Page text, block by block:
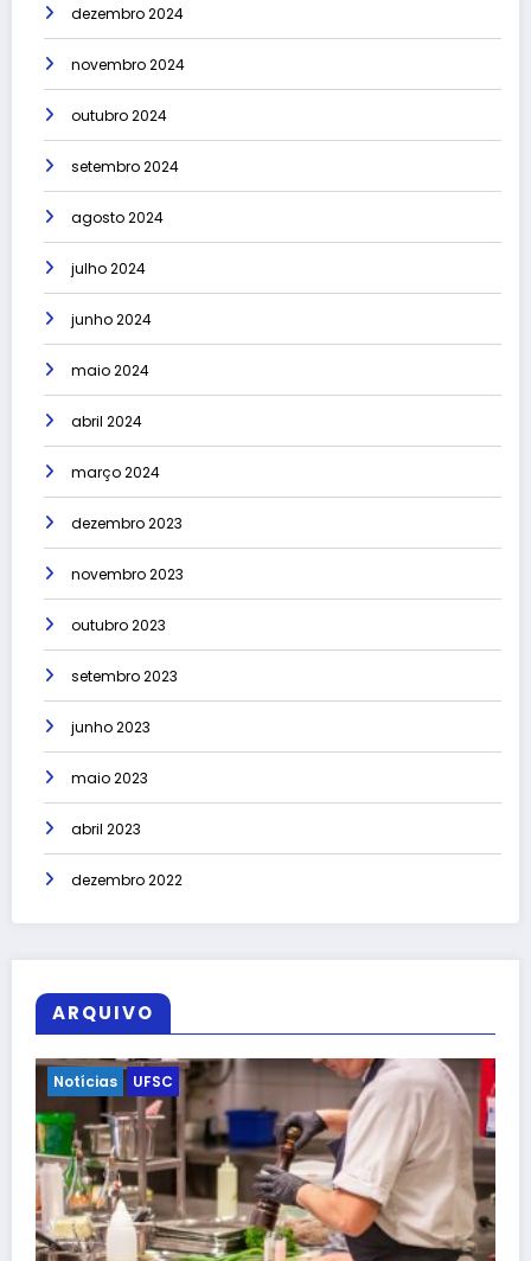
dezembro 2024
novembro 2024
outubro 2024
setembro 2024
agosto 2024
julho 2024
junho 2024
maio 2024
abril 2024
março 2024
dezembro 2023
novembro 2023
outubro 2023
setembro 2023
junho 2023
maio 2023
abril 2023
dezembro 2022
ARQUIVO
Esporte